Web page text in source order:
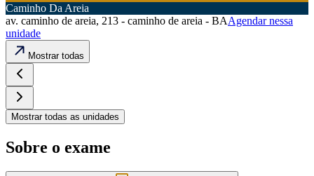
Caminho Da Areia
av. caminho de areia, 213 - caminho de areia - BAAgendar nessa
unidade
Mostrar todas
Mostrar todas as unidades
Sobre o exame